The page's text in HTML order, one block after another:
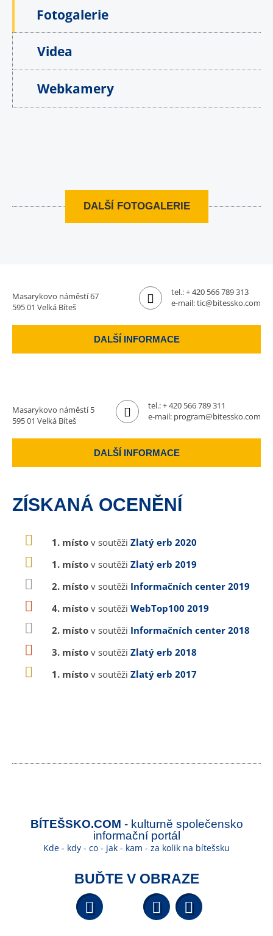
Fotogalerie
Videa
Webkamery
DALŠÍ FOTOGALERIE
Masarykovo náměstí 67
595 01 Velká Bíteš
tel.:+ 420 566 789 313
e-mail:tic@bitessko.com
DALŠÍ INFORMACE
Masarykovo náměstí 5
595 01 Velká Bíteš
tel.:+ 420 566 789 311
e-mail: program@bitessko.com
DALŠÍ INFORMACE
ZÍSKANÁ OCENĚNÍ
1. místo v soutěži Zlatý erb 2020
1. místo v soutěži Zlatý erb 2019
2. místo v soutěži Informačních center 2019
4. místo v soutěži WebTop100 2019
2. místo v soutěži Informačních center 2018
3. místo v soutěži Zlatý erb 2018
1. místo v soutěži Zlatý erb 2017
BÍTEŠSKO.COM - kulturně společensko
informační portál
Kde - kdy - co - jak - kam - za kolik na bítešsku
BUĎTE V OBRAZE
Facebook YouTube